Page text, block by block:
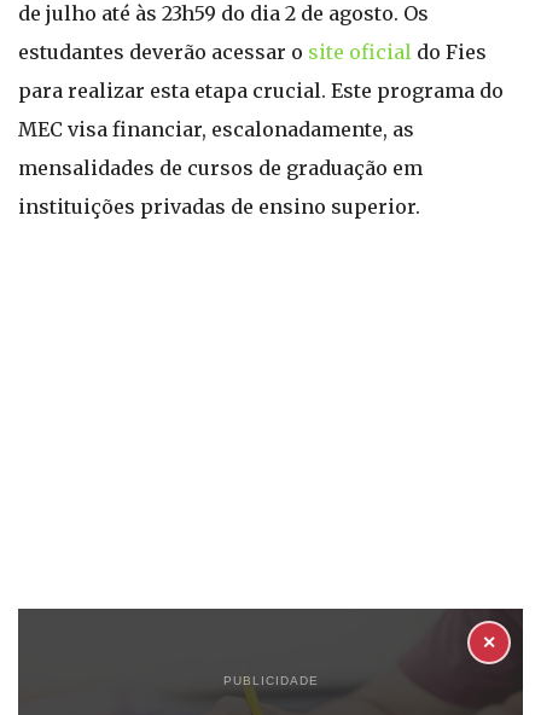
de julho até às 23h59 do dia 2 de agosto. Os
estudantes deverão acessar o site oficial do Fies
para realizar esta etapa crucial. Este programa do
MEC visa financiar, escalonadamente, as
mensalidades de cursos de graduação em
instituições privadas de ensino superior.
PUBLICIDADE
✕